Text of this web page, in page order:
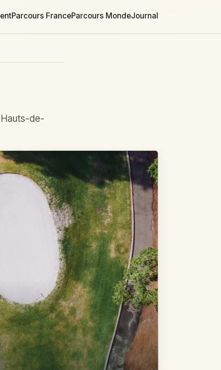
Parcours FranceParcours MondeJournal
de-